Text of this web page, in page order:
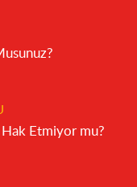
Hak Etmiyor mu?